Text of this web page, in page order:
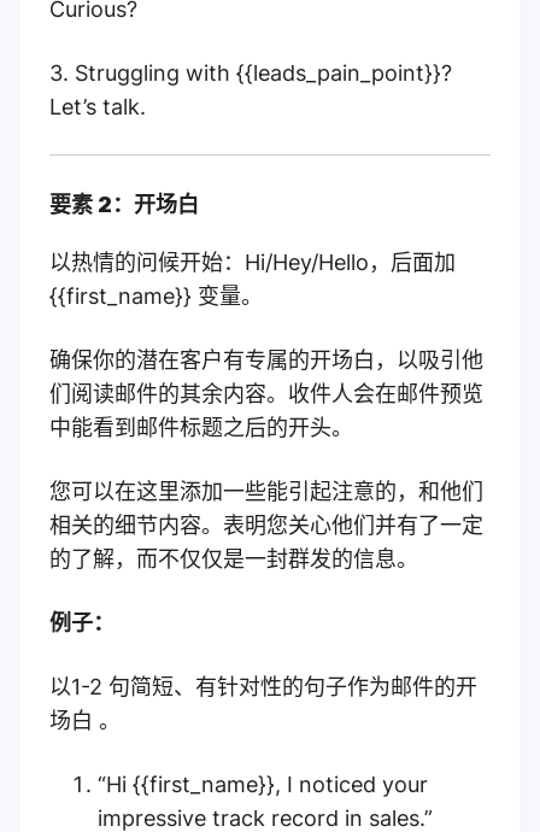
Curious?
3. Struggling with {{leads_pain_point}}?
Let’s talk.
要素 2：开场白
以热情的问候开始：Hi/Hey/Hello，后面加
{{first_name}} 变量。
确保你的潜在客户有专属的开场白，以吸引他
们阅读邮件的其余内容。收件人会在邮件预览
中能看到邮件标题之后的开头。
您可以在这里添加一些能引起注意的，和他们
相关的细节内容。 表明您关心他们并有了一定
的了解，而不仅仅是一封群发的信息。
例子：
以1-2 句简短、有针对性的句子作为邮件的开
场白 。
“Hi {{first_name}}, I noticed your
impressive track record in sales.”